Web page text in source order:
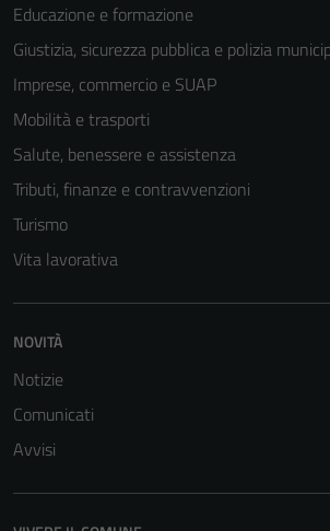
Educazione e formazione
Giustizia, sicurezza pubblica e polizia
Imprese, commercio e SUAP
Mobilità e trasporti
Salute, benessere e assistenza
Tributi, finanze e contravvenzioni
Turismo
Vita lavorativa
NOVITÀ
Notizie
Comunicati
Avvisi